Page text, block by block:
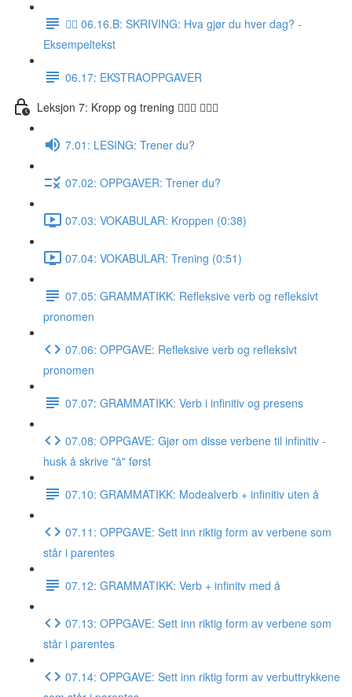
✍🏼 06.16.B: SKRIVING: Hva gjør du hver dag? -
Eksempeltekst
06.17: EKSTRAOPPGAVER
Leksjon 7: Kropp og trening 🚶🏼‍♀️ 🏋🏽‍♀️
7.01: LESING: Trener du?
07.02: OPPGAVER: Trener du?
07.03: VOKABULAR: Kroppen (0:38)
07.04: VOKABULAR: Trening (0:51)
07.05: GRAMMATIKK: Refleksive verb og refleksivt
pronomen
07.06: OPPGAVE: Refleksive verb og refleksivt
pronomen
07.07: GRAMMATIKK: Verb i infinitiv og presens
07.08: OPPGAVE: Gjør om disse verbene til infinitiv -
husk å skrive "å" først
07.10: GRAMMATIKK: Modealverb + infinitiv uten å
07.11: OPPGAVE: Sett inn riktig form av verbene som
står i parentes
07.12: GRAMMATIKK: Verb + infinitv med å
07.13: OPPGAVE: Sett inn riktig form av verbene som
står i parentes
07.14: OPPGAVE: Sett inn riktig form av verbuttrykkene